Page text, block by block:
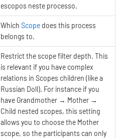
escopos neste processo.
Which Scopedoes this process
belongs to.
Restrict the scope filter depth. This
is relevant if you have complex
relations in Scopes children (like a
Russian Doll). For instance if you
have Grandmother → Mother →
Child nested scopes, this setting
allows you to choose the Mother
scope, so the participants can only